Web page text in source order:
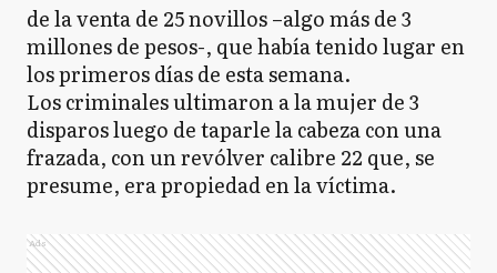
de la venta de 25 novillos –algo más de 3
millones de pesos-, que había tenido lugar en
los primeros días de esta semana.
Los criminales ultimaron a la mujer de 3
disparos luego de taparle la cabeza con una
frazada, con un revólver calibre 22 que, se
presume, era propiedad en la víctima.
Ads